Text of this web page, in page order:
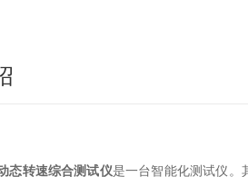
态转速综合测试仪是一台智能化测试仪。